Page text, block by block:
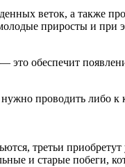
веток, а также
приросты и при
это обеспечит
проводить либо к
третьи
и старые побеги,